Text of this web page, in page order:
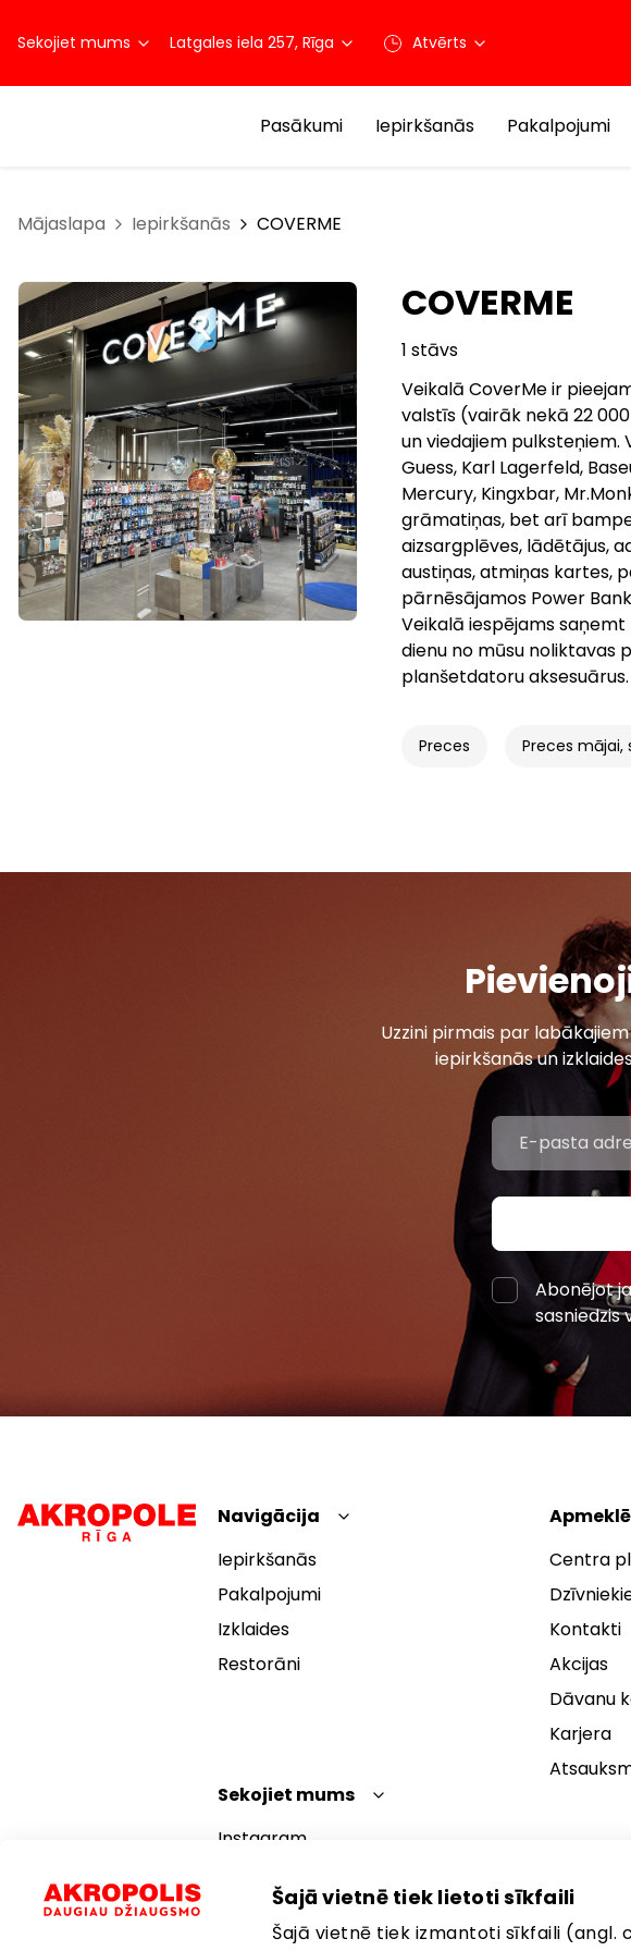
Šajā vietnē tiek lietoti sīkfaili
Šajā vietnē tiek izmantoti sīkfaili (angl.
Sekojiet mums Latgales iela 257, Rīga Atvērts
Pasākumi Iepirkšanās Pakalpojumi
Mājaslapa Iepirkšanās COVERME
COVERME
1 stāvs
Veikalā CoverMe ir
valstīs (vairāk nekā 22
un viedajiem pulksteņiem.
Guess, Karl Lagerfeld,
Mercury, Kingxbar,
grāmatiņas, bet arī
aizsargplēves, lādētājus,
austiņas, atmiņas kartes,
pārnēsājamos Power
Veikalā iespējams
dienu no mūsu noliktavas
planšetdatoru aksesuārus.
Preces Preces mājai,
Uzzini pirmais par
iepirkšanās un izklaides
Abonējot
sasniedzis
Navigācija
Iepirkšanās
Pakalpojumi
Izklaides
Restorāni
Centra
Kontakti
Akcijas
Dāvanu
Karjera
Sekojiet mums
Instagram
YouTube